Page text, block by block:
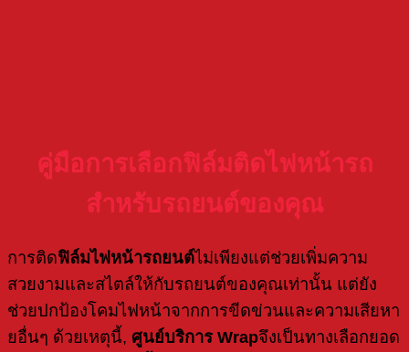
คู่มือการเลือกฟิล์มติดไฟหน้ารถ
สำหรับรถยนต์ของคุณ
การติดฟิล์มไฟหน้ารถยนต์ไม่เพียงแต่ช่วยเพิ่มความ
สวยงามและสไตล์ให้กับรถยนต์ของคุณเท่านั้น แต่ยัง
ช่วยปกป้องโคมไฟหน้าจากการขีดข่วนและความเสียหา
ยอื่นๆ ด้วยเหตุนี้, ศูนย์บริการ Wrapจึงเป็นทางเลือกยอด